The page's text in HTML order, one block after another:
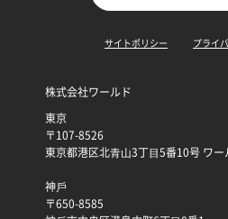
サイトポリシー プライ
株式会社ワールド
東京
〒107-8526
東京都港区北⻘⼭3丁⽬5番10号 ワ
神⼾
〒650-8585